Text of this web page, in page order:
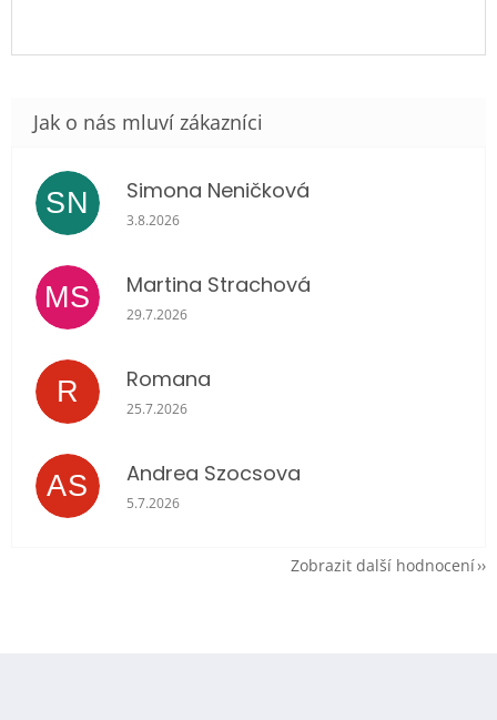
SN Simona Neničková
Hodnocení obchodu je 5 z 5 hvězdiček.
3.8.2026
MS Martina Strachová
Hodnocení obchodu je 5 z 5 hvězdiček.
29.7.2026
R Romana
Hodnocení obchodu je 5 z 5 hvězdiček.
25.7.2026
AS Andrea Szocsova
Hodnocení obchodu je 5 z 5 hvězdiček.
5.7.2026
Zobrazit další hodnocení